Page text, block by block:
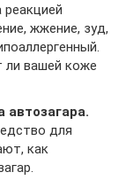
реакцией
жжение, зуд,
ли вашей коже
автозагара.
для
как